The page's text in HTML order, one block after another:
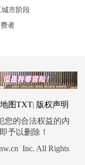
城市阶段
者
图TXT 版权声明
您的合法权益的内
予以删除！
Inc. All Rights